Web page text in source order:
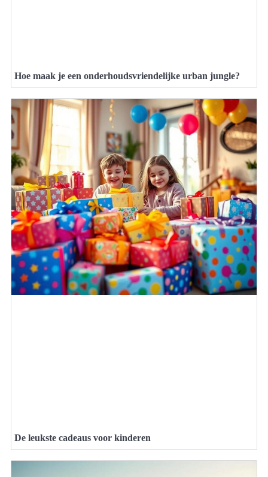
Hoe maak je een onderhoudsvriendelijke urban jungle?
De leukste cadeaus voor kinderen